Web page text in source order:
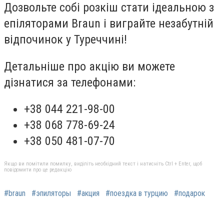
Дозвольте собі розкіш стати ідеальною з
епіляторами Braun і виграйте незабутній
відпочинок у Туреччині!
Детальніше про акцію ви можете
дізнатися за телефонами:
+38 044 221-98-00
+38 068 778-69-24
+38 050 481-07-70
Якщо ви помітили помилку, виділіть необхідний текст і натисніть Ctrl + Enter, щоб
повідомити про це редакцію
#braun #эпиляторы #акция #поездка в турцию #подарок